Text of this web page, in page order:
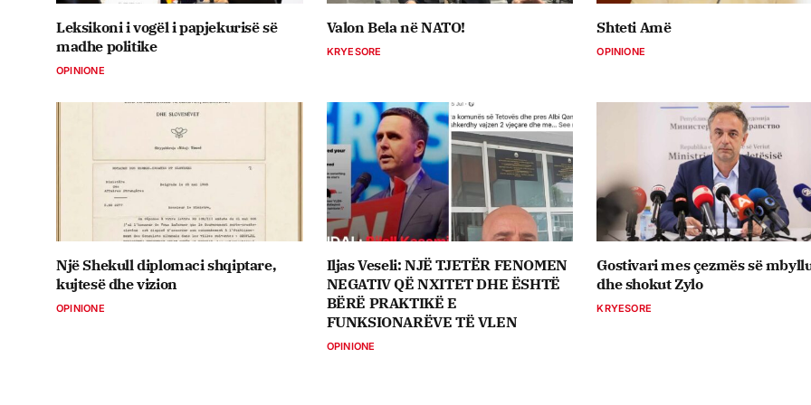
Leksikoni i vogël i papjekurisë së
madhe politike
OPINIONE
Valon Bela në NATO!
KRYESORE
Shteti Amë
OPINIONE
Një Shekull diplomaci shqiptare,
kujtesë dhe vizion
OPINIONE
Iljas Veseli: NJË TJETËR FENOMEN
NEGATIV QË NXITET DHE ËSHTË
BËRË PRAKTIKË E
FUNKSIONARËVE TË VLEN
OPINIONE
Gostivari mes çezmës së
dhe shokut Zylo
KRYESORE